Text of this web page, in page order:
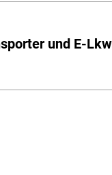
und E-